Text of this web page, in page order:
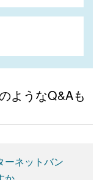
ようなQ&Aも
ーネットバン